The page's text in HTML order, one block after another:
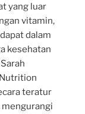
yang luar
vitamin,
dalam
kesehatan
teratur
mengurangi